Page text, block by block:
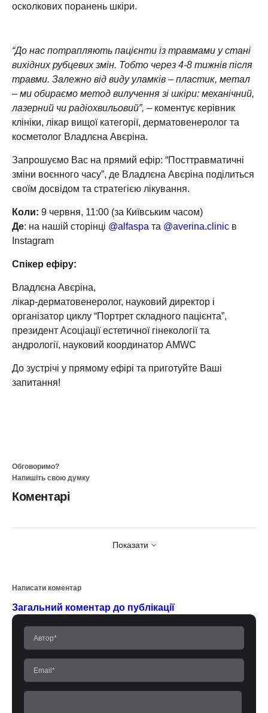
осколкових поранень шкіри.
“До нас потрапляють пацієнти із травмами у стані
вихідних рубцевих змін. Тобто через 4-8 тижнів після
травми. Залежно від виду уламків – пластик, метал
– ми обираємо метод вилучення зі шкіри: механічний,
лазерний чи радіохвильовий”, – коментує керівник
клініки, лікар вищої категорії, дерматовенеролог та
косметолог Владлєна Авєріна.
Запрошуємо Вас на прямий ефір: “Посттравматичні
зміни воєнного часу”, де Владлєна Авєріна поділиться
своїм досвідом та стратегією лікування.
Коли: 9 червня, 11:00 (за Київським часом)
Де: на нашій сторінці @alfaspa та @averina.clinic в
Instagram
Спікер ефіру:
Владлєна Авєріна,
лікар-дерматовенеролог, науковий директор і
організатор циклу “Портрет складного пацієнта”,
президент Асоціації естетичної гінекології та
андрології, науковий координатор AMWC
До зустрічі у прямому ефірі та приготуйте Ваші
запитання!
Обговоримо?
Напишіть свою думку
Коментарі
Показати
Написати коментар
Загальний коментар до публікації